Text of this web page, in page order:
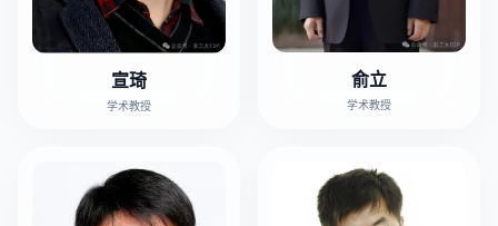
宣琦
学术教授
俞立
学术教授